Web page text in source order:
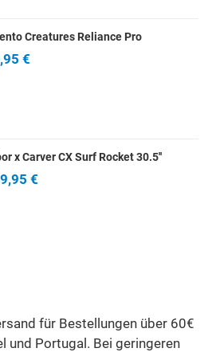
Creatures Reliance Pro
€
x Carver CX Surf Rocket 30.5''
€
für Bestellungen über 60€
und Portugal. Bei geringeren